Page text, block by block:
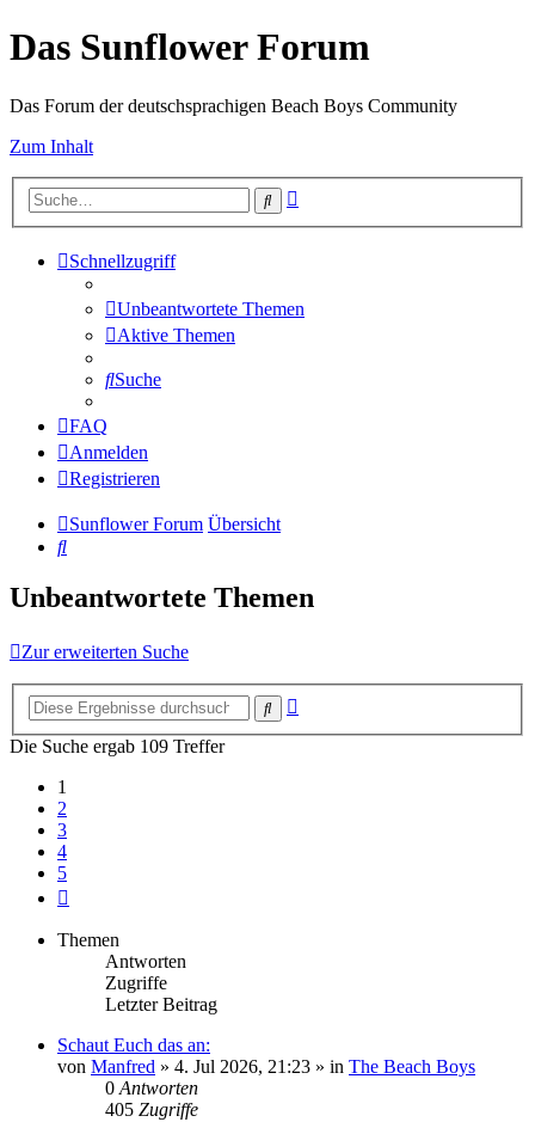
Das Sunflower Forum
Das Forum der deutschsprachigen Beach Boys Community
Zum Inhalt
Suche
Schnellzugriff
Unbeantwortete Themen
Aktive Themen
Suche
FAQ
Anmelden
Registrieren
Sunflower Forum Übersicht
Suche
Unbeantwortete Themen
Zur erweiterten Suche
Suche
Die Suche ergab 109 Treffer
1
2
3
4
5
Themen
Antworten
Zugriffe
Letzter Beitrag
Schaut Euch das an:
von Manfred » 4. Jul 2026, 21:23 » in The Beach Boys
0 Antworten
405 Zugriffe